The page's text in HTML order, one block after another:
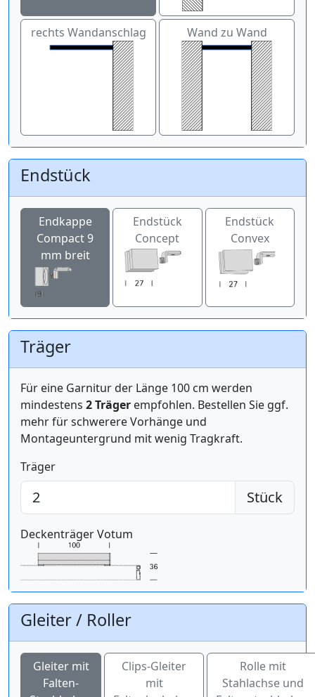
rechts Wandanschlag Wand zu Wand
Endstück
Endkappe
Compact 9
mm breit
Endstück
Concept
Endstück
Convex
Träger
Für eine Garnitur der Länge 100 cm werden
mindestens 2 Träger empfohlen. Bestellen Sie ggf.
mehr für schwerere Vorhänge und
Montageuntergrund mit wenig Tragkraft.
Träger
Stück
Deckenträger Votum
Gleiter / Roller
Gleiter mit
Falten-
Clips-Gleiter
mit
Rolle mit
Stahlachse und